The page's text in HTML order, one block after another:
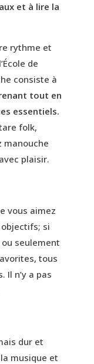
et à lire la
rythme et
de
consiste à
tout en
essentiels.
folk,
manouche
plaisir.
vous aimez
si
seulement
tous
Il n’y a pas
dur et
musique et